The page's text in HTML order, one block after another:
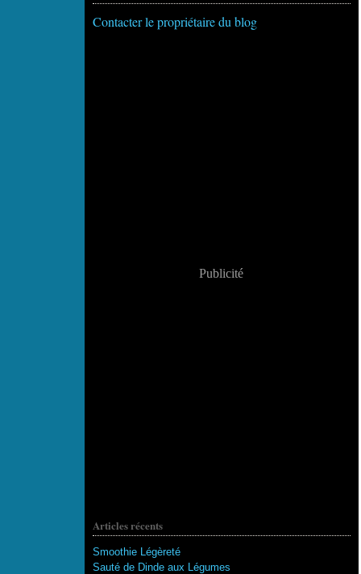
Contacter le propriétaire du blog
Publicité
Articles récents
Smoothie Légèreté
Sauté de Dinde aux Légumes